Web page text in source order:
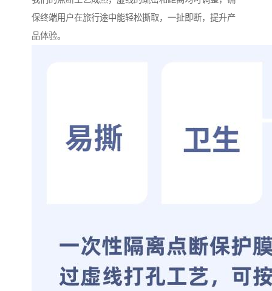
保终端用户在旅行途中能轻松撕取，一扯即断，提升产
品体验。